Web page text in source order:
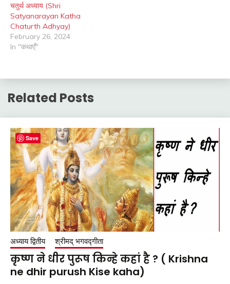
चतुर्थ अध्याय (Shri
Satyanarayan Katha
Chaturth Adhyay)
February 26, 2024
In "कथाएँ"
Related Posts
अध्याय द्वितीय श्रीमद् भगवद्गीता
कृष्ण ने धीर पुरूष किन्हे कहां है ? ( Krishna
ne dhir purush Kise kaha)
Save